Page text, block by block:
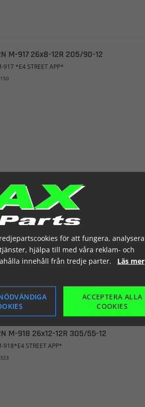
M-917 26x8-12R 205/90-12
917 *E4 STREET APP*
08 26x11-12R 275/60-12
RADIAL STREET
275/60-12R
M-918 26x12-12R 305/55-12
918*E4 STREET APP*
för att fungera, analysera
hjälpa till med våra reklam- och
innehåll från tredje parter. Läs mer
ACCEPTERA ALLA
COOKIES